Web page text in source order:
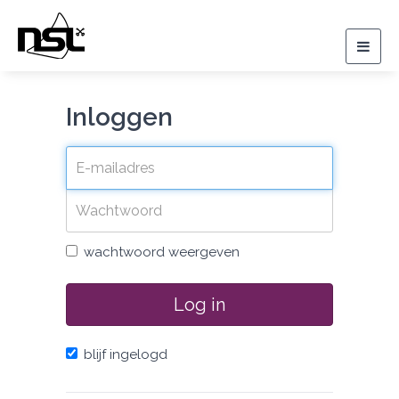
Inloggen
wachtwoord weergeven
Log in
blijf ingelogd